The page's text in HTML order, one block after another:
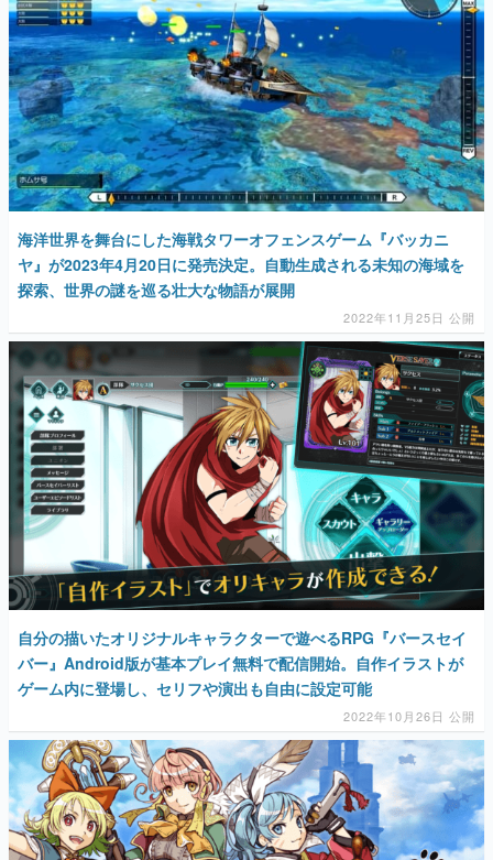
海洋世界を舞台にした海戦タワーオフェンスゲーム『バッカニ
ヤ』が2023年4月20日に発売決定。自動生成される未知の海域を
探索、世界の謎を巡る壮大な物語が展開
2022年11月25日 公開
自分の描いたオリジナルキャラクターで遊べるRPG『バースセイ
バー』Android版が基本プレイ無料で配信開始。自作イラストが
ゲーム内に登場し、セリフや演出も自由に設定可能
2022年10月26日 公開